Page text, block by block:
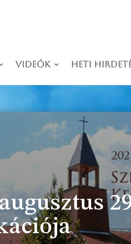
Videók Heti